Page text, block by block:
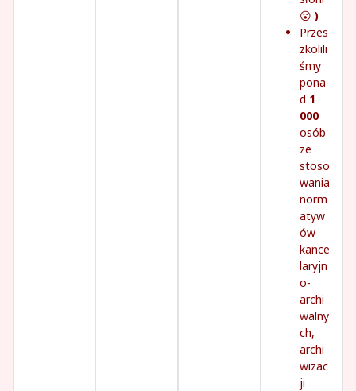
😮 )
Przes
zkolili
śmy
pona
d 1
000
osób
ze
stoso
wania
norm
atyw
ów
kance
laryjn
o-
archi
walny
ch,
archi
wizac
ji